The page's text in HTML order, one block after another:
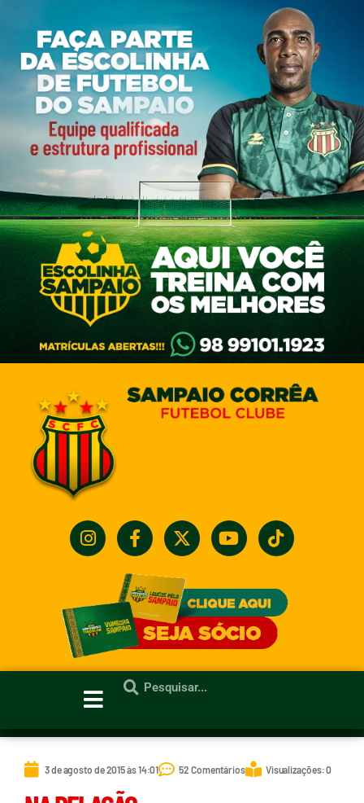
3 de agosto de 2015 às 14:01 52 Comentários Visualizações: 0